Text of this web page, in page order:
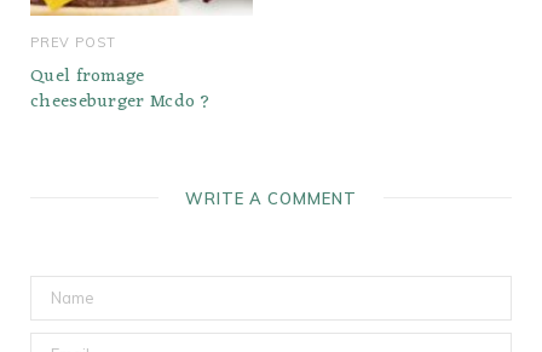
PREV POST
Quel fromage
cheeseburger Mcdo ?
WRITE A COMMENT